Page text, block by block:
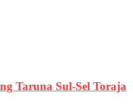
Taruna Sul-Sel Toraja